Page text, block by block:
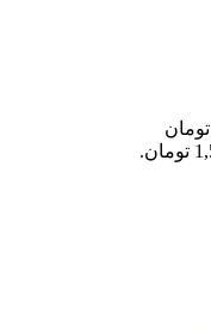
قیمت اصلی: 1,700,000 تومان